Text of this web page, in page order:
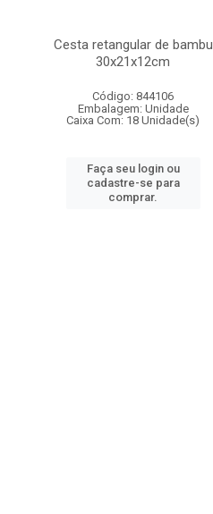
Cesta retangular de bambu
30x21x12cm
Código: 844106
Embalagem: Unidade
Caixa Com: 18 Unidade(s)
Faça seu login ou
cadastre-se para
comprar.